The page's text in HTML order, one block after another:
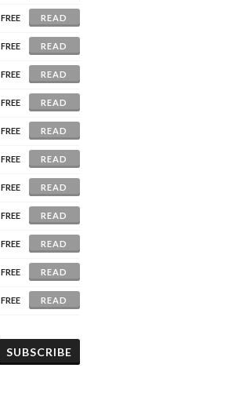
FREE READ
FREE READ
FREE READ
FREE READ
FREE READ
FREE READ
FREE READ
FREE READ
FREE READ
FREE READ
FREE READ
SUBSCRIBE